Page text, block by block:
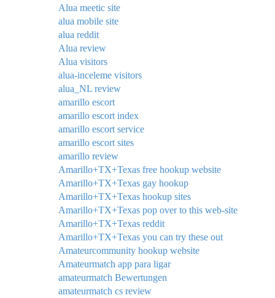
Alua meetic site
alua mobile site
alua reddit
Alua review
Alua visitors
alua-inceleme visitors
alua_NL review
amarillo escort
amarillo escort index
amarillo escort service
amarillo escort sites
amarillo review
Amarillo+TX+Texas free hookup website
Amarillo+TX+Texas gay hookup
Amarillo+TX+Texas hookup sites
Amarillo+TX+Texas pop over to this web-site
Amarillo+TX+Texas reddit
Amarillo+TX+Texas you can try these out
Amateurcommunity hookup website
Amateurmatch app para ligar
amateurmatch Bewertungen
amateurmatch cs review